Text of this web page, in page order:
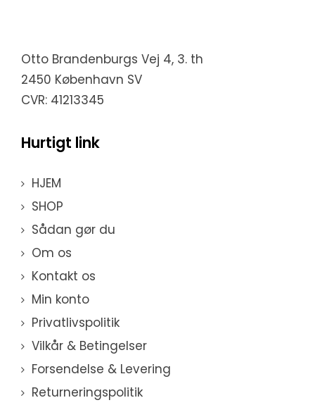
Otto Brandenburgs Vej 4, 3. th
2450 København SV
CVR: 41213345
Hurtigt link
HJEM
SHOP
Sådan gør du
Om os
Kontakt os
Min konto
Privatlivspolitik
Vilkår & Betingelser
Forsendelse & Levering
Returneringspolitik